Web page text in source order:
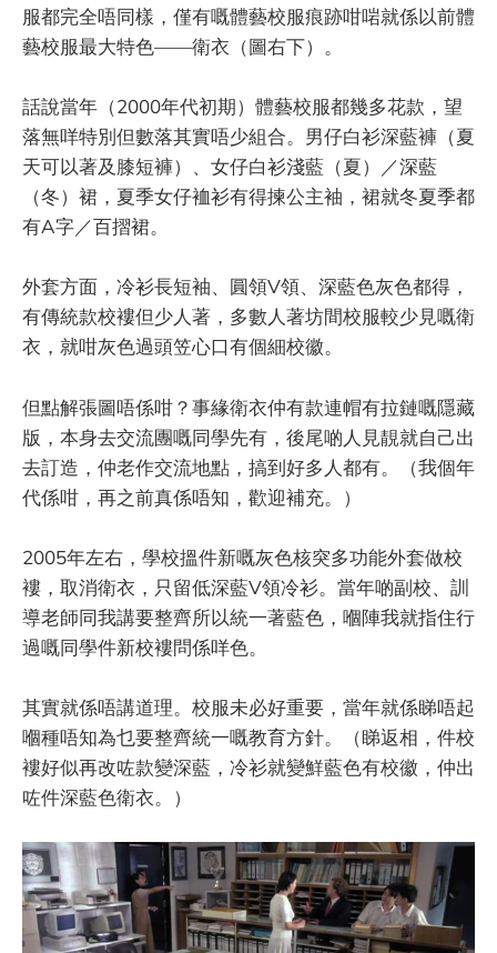
服都完全唔同樣，僅有嘅體藝校服痕跡咁啱就係以前體
藝校服最大特色——衛衣（圖右下）。
話說當年（2000年代初期）體藝校服都幾多花款，望
落無咩特別但數落其實唔少組合。男仔白衫深藍褲（夏
天可以著及膝短褲）、女仔白衫淺藍（夏）／深藍
（冬）裙，夏季女仔裇衫有得揀公主袖，裙就冬夏季都
有A字／百摺裙。
外套方面，冷衫長短袖、圓領V領、深藍色灰色都得，
有傳統款校褸但少人著，多數人著坊間校服較少見嘅衛
衣，就咁灰色過頭笠心口有個細校徽。
但點解張圖唔係咁？事緣衛衣仲有款連帽有拉鏈嘅隱藏
版，本身去交流團嘅同學先有，後尾啲人見靚就自己出
去訂造，仲老作交流地點，搞到好多人都有。（我個年
代係咁，再之前真係唔知，歡迎補充。）
2005年左右，學校搵件新嘅灰色核突多功能外套做校
褸，取消衛衣，只留低深藍V領冷衫。當年啲副校、訓
導老師同我講要整齊所以統一著藍色，嗰陣我就指住行
過嘅同學件新校褸問係咩色。
其實就係唔講道理。校服未必好重要，當年就係睇唔起
嗰種唔知為乜要整齊統一嘅教育方針。（睇返相，件校
褸好似再改咗款變深藍，冷衫就變鮮藍色有校徽，仲出
咗件深藍色衛衣。）